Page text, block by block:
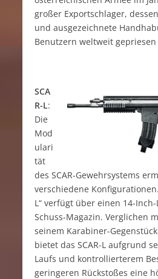
großer Exportschlager,
und ausgezeichnete
Benutzern weltweit
SCA
R-L:
Die
Mod
ulari
tät
des SCAR-Gewehrsystems
verschiedene Konfigurationen.
L“ verfügt über einen 14-
Schuss-Magazin. Verglichen
seinem Karabiner-
bietet das SCAR-L aufgrund
Laufs und kontrollierterem
geringeren Rückstoßes eine